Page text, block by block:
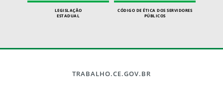
LEGISLAÇÃO
ESTADUAL
CÓDIGO DE ÉTICA DOS SERVIDORES
PÚBLICOS
TRABALHO.CE.GOV.BR